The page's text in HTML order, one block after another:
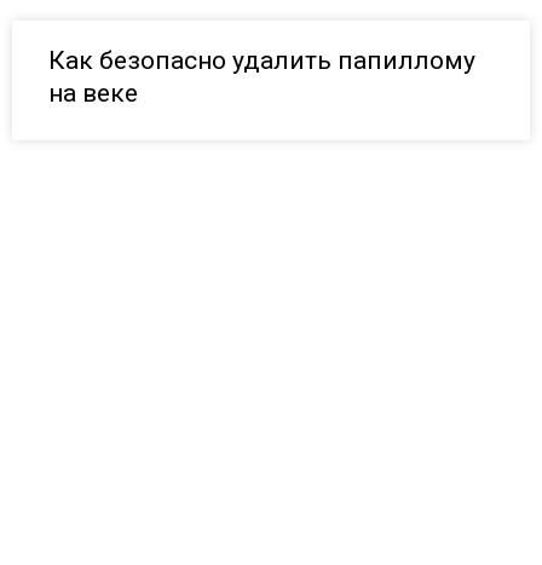
Как безопасно удалить папиллому
на веке